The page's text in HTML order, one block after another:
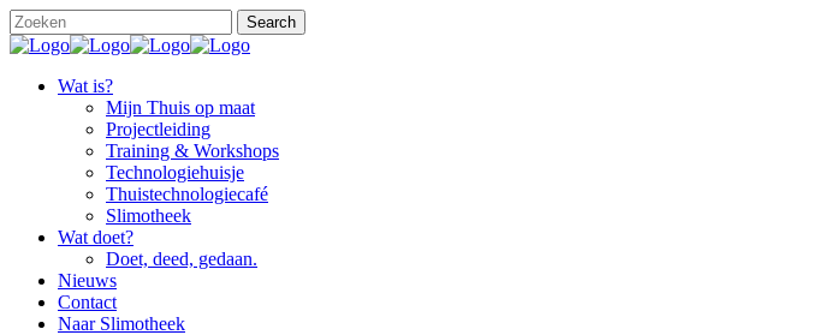
Wat is?
Mijn Thuis op maat
Projectleiding
Training & Workshops
Technologiehuisje
Thuistechnologiecafé
Slimotheek
Wat doet?
Doet, deed, gedaan.
Nieuws
Contact
Naar Slimotheek